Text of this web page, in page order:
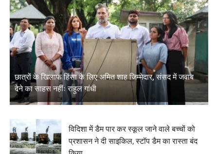
छात्रों के खिलाफ हिंसा के लिए अमित शाह जिम्मेदार, संसद में जवाब
देने का साहस नहींः राहुल गांधी
विदिशा में डैम पार कर स्कूल जाने वाले बच्चों को
प्रशासन ने दी साइकिल, स्टॉप डैम का रास्ता बंद